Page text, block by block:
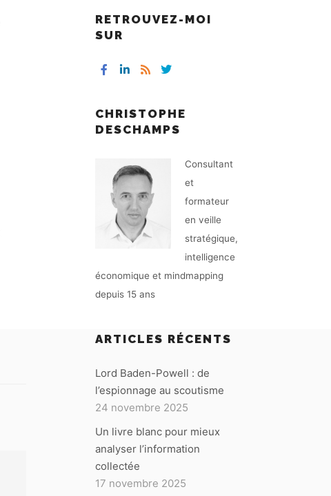
RETROUVEZ-MOI
SUR
CHRISTOPHE
DESCHAMPS
Consultant
et
formateur
en veille
stratégique,
intelligence
économique et mindmapping
depuis 15 ans
ARTICLES RÉCENTS
Lord Baden-Powell : de
l’espionnage au scoutisme
24 novembre 2025
Un livre blanc pour mieux
analyser l’information
collectée
17 novembre 2025